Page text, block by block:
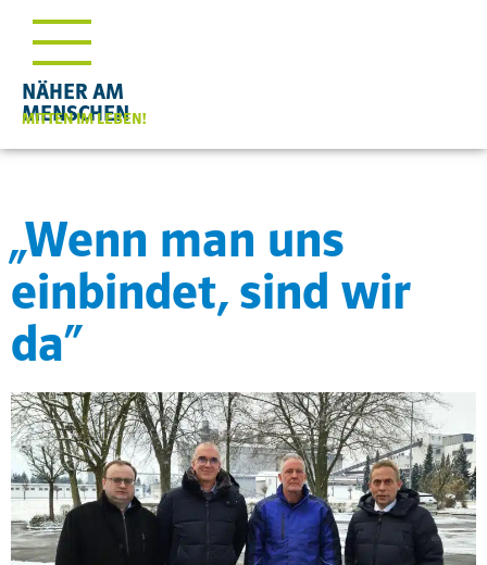
NÄHER AM
MENSCHEN
MITTEN IM LEBEN!
„Wenn man uns
einbindet, sind wir
da“